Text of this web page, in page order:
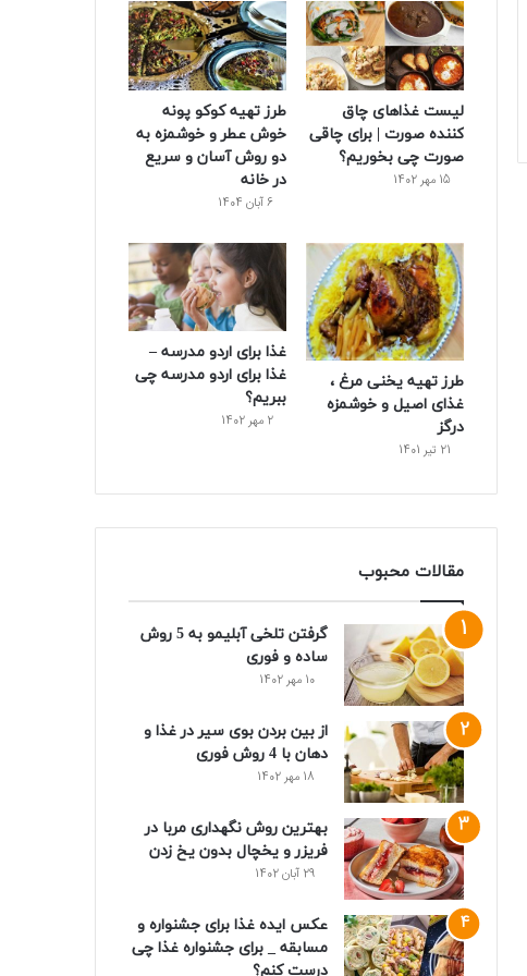
ک
ر
ی
س
ت
ب
س
لیست غذاهای چاق
کننده صورت | برای چاقی
صورت چی بخوریم؟
15 مهر 1402
طرز تهیه کوکو پونه
خوش عطر و خوشمزه به
دو روش آسان و سریع
در خانه
6 آبان 1404
طرز تهیه یخنی مرغ ،
غذای اصیل و خوشمزه
درگز
21 تیر 1401
غذا برای اردو مدرسه –
غذا برای اردو مدرسه چی
ببریم؟
2 مهر 1402
مقالات محبوب
گرفتن تلخی آبلیمو به 5 روش
ساده و فوری
10 مهر 1402
از بین بردن بوی سیر در غذا و
دهان با 4 روش فوری
18 مهر 1402
بهترین روش نگهداری مربا در
فریزر و یخچال بدون یخ زدن
29 آبان 1402
عکس ایده غذا برای جشنواره و
مسابقه _ برای جشنواره غذا چی
درست کنم؟